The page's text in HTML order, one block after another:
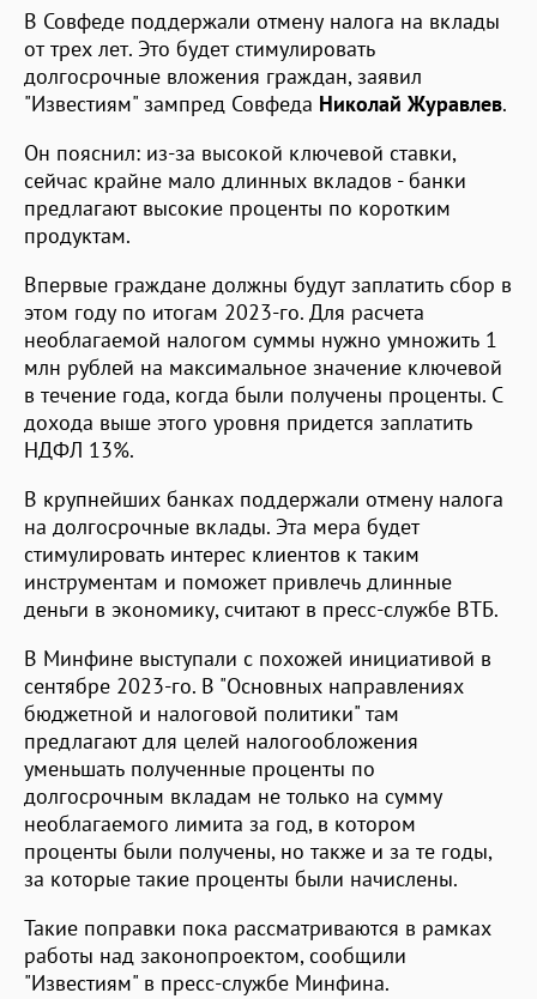
В Совфеде поддержали отмену налога на вклады
от трех лет. Это будет стимулировать
долгосрочные вложения граждан, заявил
"Известиям" зампред Совфеда Николай Журавлев.
Он пояснил: из-за высокой ключевой ставки,
сейчас крайне мало длинных вкладов - банки
предлагают высокие проценты по коротким
продуктам.
Впервые граждане должны будут заплатить сбор в
этом году по итогам 2023-го. Для расчета
необлагаемой налогом суммы нужно умножить 1
млн рублей на максимальное значение ключевой
в течение года, когда были получены проценты. С
дохода выше этого уровня придется заплатить
НДФЛ 13%.
В крупнейших банках поддержали отмену налога
на долгосрочные вклады. Эта мера будет
стимулировать интерес клиентов к таким
инструментам и поможет привлечь длинные
деньги в экономику, считают в пресс-службе ВТБ.
В Минфине выступали с похожей инициативой в
сентябре 2023-го. В "Основных направлениях
бюджетной и налоговой политики" там
предлагают для целей налогообложения
уменьшать полученные проценты по
долгосрочным вкладам не только на сумму
необлагаемого лимита за год, в котором
проценты были получены, но также и за те годы,
за которые такие проценты были начислены.
Такие поправки пока рассматриваются в рамках
работы над законопроектом, сообщили
"Известиям" в пресс-службе Минфина.